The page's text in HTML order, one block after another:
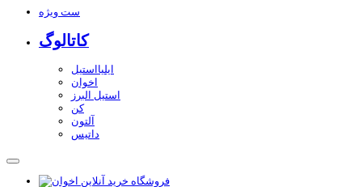
ست ویژه
کاتالوگ
ایلیااستیل
اخوان
استیل البرز
کن
آلتون
داتیس